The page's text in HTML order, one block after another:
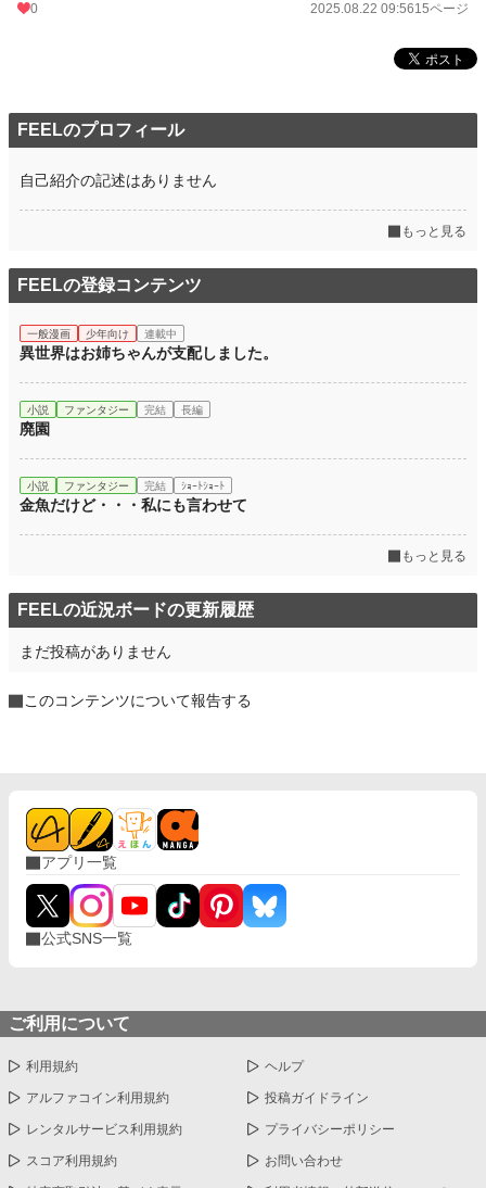
0 2025.08.22 09:5615ページ
FEELのプロフィール
自己紹介の記述はありません
もっと見る
FEELの登録コンテンツ
一般漫画 少年向け 連載中
異世界はお姉ちゃんが支配しました。
小説 ファンタジー 完結 長編
廃園
小説 ファンタジー 完結 ｼｮｰﾄｼｮｰﾄ
金魚だけど・・・私にも言わせて
もっと見る
FEELの近況ボードの更新履歴
まだ投稿がありません
このコンテンツについて報告する
アプリ一覧
公式SNS一覧
ご利用について
利用規約 ヘルプ
アルファコイン利用規約 投稿ガイドライン
レンタルサービス利用規約 プライバシーポリシー
スコア利用規約 お問い合わせ